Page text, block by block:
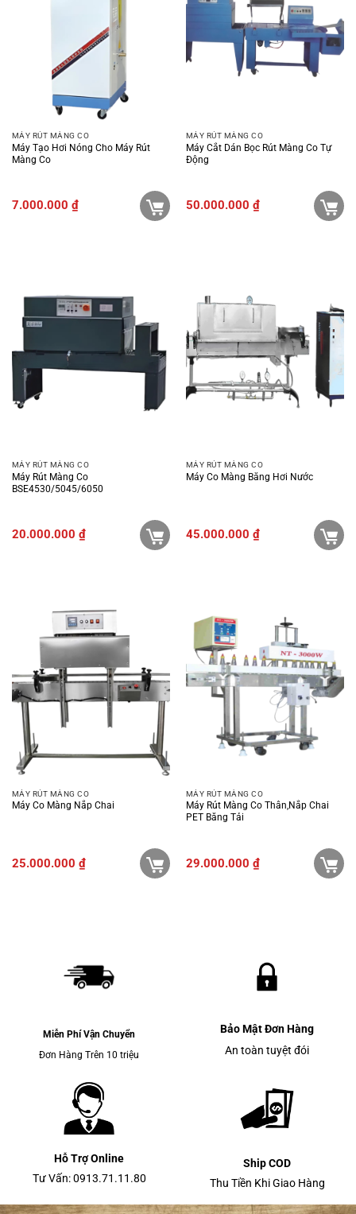
MÁY RÚT MÀNG CO
Máy Tạo Hơi Nóng Cho Máy Rút
Màng Co
7.000.000 ₫
MÁY RÚT MÀNG CO
Máy Cắt Dán Bọc Rút Màng Co Tự
Động
50.000.000 ₫
MÁY RÚT MÀNG CO
Máy Rút Màng Co
BSE4530/5045/6050
20.000.000 ₫
MÁY RÚT MÀNG CO
Máy Co Màng Bằng Hơi Nước
45.000.000 ₫
MÁY RÚT MÀNG CO
Máy Co Màng Nắp Chai
25.000.000 ₫
MÁY RÚT MÀNG CO
Máy Rút Màng Co Thân,nắp Chai
PET Băng Tải
29.000.000 ₫
Miễn Phí Vận Chuyển
Đơn Hàng Trên 10 triệu
Bảo Mật Đơn Hàng
An toàn tuyệt đói
Hỗ Trợ Online
Tư Vấn: 0913.71.11.80
Ship COD
Thu Tiền Khi Giao Hàng